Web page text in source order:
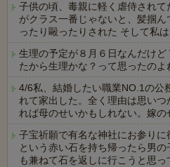
子供の頃、毒親に軽く虐侍され
がクラス一番じゃないと、髪掴
ったり毆ったりされた そして私
生理の予定が８月６日なんだけ
たから生理かな？って思ったのよ
4/6私、結婚したい職業NO.1の公
れて家出した。全く理由は思い
れば母のせいかもしれない。嫁
子宝祈願で有名な神社にお参り
という赤い石を持ち帰ったら男
も兼ねて石を返しに行こうと思